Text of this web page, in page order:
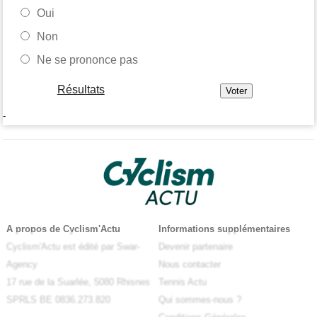
Oui
Non
Ne se prononce pas
Résultats
-
A propos de Cyclism'Actu
Cyclism'Actu est édité par Swar-
Agency
17 rue de la Suarlée, 5080 Rhisnes
SPRLS BE 0836.273.820
Informations supplémentaires
Devenir partenaire
Nous contacter
Tennis Actu
Qui sommes-nous ?